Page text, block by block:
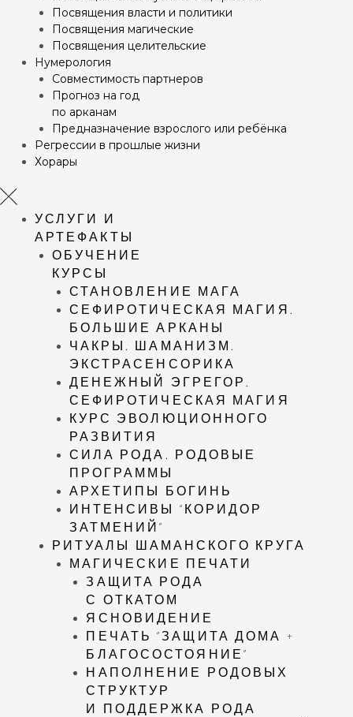
Посвящения власти и политики
Посвящения магические
Посвящения целительские
Нумерология
Совместимость партнеров
Прогноз на год
по арканам
Предназначение взрослого или ребёнка
Регрессии в прошлые жизни
Хорары
УСЛУГИ И
АРТЕФАКТЫ
ОБУЧЕНИЕ
КУРСЫ
СТАНОВЛЕНИЕ МАГА
СЕФИРОТИЧЕСКАЯ МАГИЯ.
БОЛЬШИЕ АРКАНЫ
ЧАКРЫ. ШАМАНИЗМ.
ЭКСТРАСЕНСОРИКА
ДЕНЕЖНЫЙ ЭГРЕГОР.
СЕФИРОТИЧЕСКАЯ МАГИЯ
КУРС ЭВОЛЮЦИОННОГО
РАЗВИТИЯ
СИЛА РОДА. РОДОВЫЕ
ПРОГРАММЫ
АРХЕТИПЫ БОГИНЬ
ИНТЕНСИВЫ “КОРИДОР
ЗАТМЕНИЙ”
РИТУАЛЫ ШАМАНСКОГО КРУГА
МАГИЧЕСКИЕ ПЕЧАТИ
ЗАЩИТА РОДА
С ОТКАТОМ
ЯСНОВИДЕНИЕ
ПЕЧАТЬ “ЗАЩИТА ДОМА +
БЛАГОСОСТОЯНИЕ”
НАПОЛНЕНИЕ РОДОВЫХ
СТРУКТУР
И ПОДДЕРЖКА РОДА